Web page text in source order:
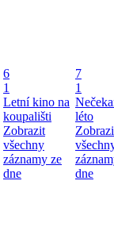
6
1
Letní kino na
koupališti
Zobrazit
všechny
záznamy ze
dne
7
1
léto
dne